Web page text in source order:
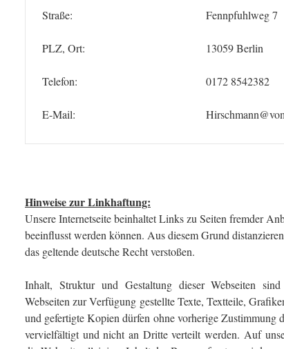
Straße:
PLZ, Ort:
Telefon:
E-Mail:
Fennpfuhlweg 7
13059 Berlin
0172 8542382
Hinweise zur Linkhaftung:
Unsere Internetseite beinhaltet Links zu Seiten fremder
beeinflusst werden können. Aus diesem Grund
das geltende deutsche Recht verstoßen.
Inhalt, Struktur und Gestaltung dieser Webseiten
Webseiten zur Verfügung gestellte Texte, Textteile,
und gefertigte Kopien dürfen ohne vorherige Zustimmung
vervielfältigt und nicht an Dritte verteilt werden. Auf